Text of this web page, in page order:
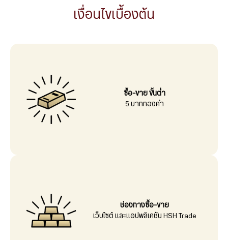
เงื่อนไขเบื้องต้น
ซื้อ-ขาย ขั้นต่ำ
5 บาททองคำ
ช่องทางซื้อ-ขาย
เว็บไซต์ และแอปพลิเคชัน HSH Trade